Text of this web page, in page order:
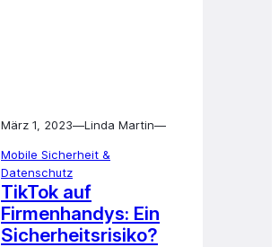
März 1, 2023—Linda Martin—
Mobile Sicherheit &
Datenschutz
TikTok auf
Firmenhandys: Ein
Sicherheitsrisiko?